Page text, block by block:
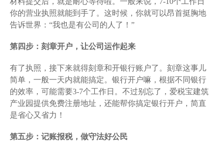
你的营业执照就能到手了。这时候，你就可以昂首挺胸地
告诉世界：“我也是有公司的人了！”
第四步：刻章开户，让公司运作起来
有了执照，接下来就得刻章和开银行账户了。刻章这事儿
简单，一般一天内就能搞定。银行开户嘛，根据不同银行
的效率，可能需要3-7个工作日。不过别忘了，爱税宝建筑
产业园提供免费注册地址，还能帮你搞定银行开户，简直
是省心又省力！
第五步：记账报税，做守法好公民